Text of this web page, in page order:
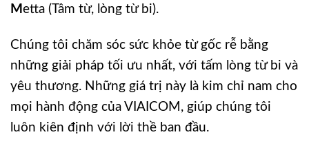
Metta (Tâm từ, lòng từ bi).
Chúng tôi chăm sóc sức khỏe từ gốc rễ bằng
những giải pháp tối ưu nhất, với tấm lòng từ bi và
yêu thương. Những giá trị này là kim chỉ nam cho
mọi hành động của VIAICOM, giúp chúng tôi
luôn kiên định với lời thề ban đầu.